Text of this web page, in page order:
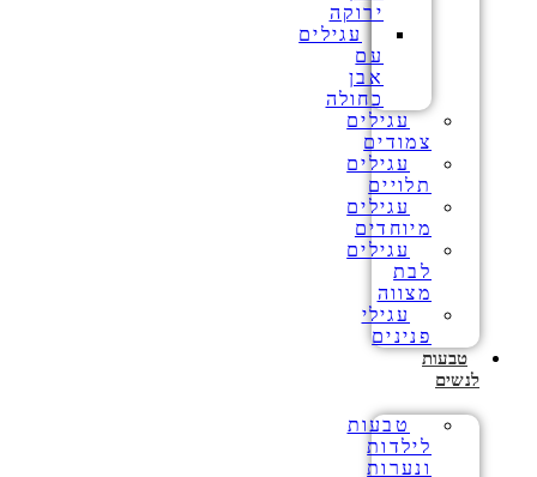
ירוקה
עגילים
עם
אבן
כחולה
עגילים
צמודים
עגילים
תלויים
עגילים
מיוחדים
עגילים
לבת
מצווה
עגילי
פנינים
טבעות
לנשים
טבעות
לילדות
ונערות